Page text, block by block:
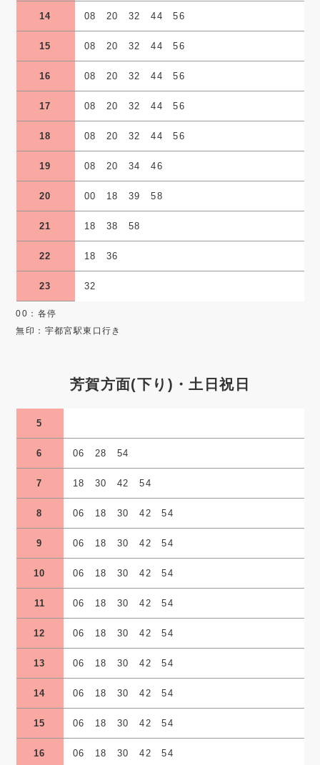
14 08 20 32 44 56
15 08 20 32 44 56
16 08 20 32 44 56
17 08 20 32 44 56
18 08 20 32 44 56
19 08 20 34 46
20 00 18 39 58
21 18 38 58
22 18 36
23 32
00：各停
無印：宇都宮駅東口行き
芳賀方面(下り)・土日祝日
5
6 06 28 54
7 18 30 42 54
8 06 18 30 42 54
9 06 18 30 42 54
10 06 18 30 42 54
11 06 18 30 42 54
12 06 18 30 42 54
13 06 18 30 42 54
14 06 18 30 42 54
15 06 18 30 42 54
16 06 18 30 42 54